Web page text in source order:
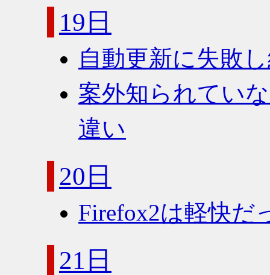
19日
自動更新に失敗
案外知られてい
違い
20日
Firefox2は軽快だ
21日